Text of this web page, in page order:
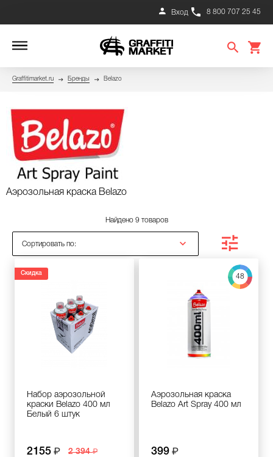
8 800 707 25 45
Вход
Graffitimarket.ru Бренды Belazo
Аэрозольная краска Belazo
Найдено 9 товаров
Сортировать по:
Скидка
Набор аэрозольной
краски Belazo 400 мл
Белый 6 штук
2155 2 394
48
Аэрозольная краска
Belazo Art Spray 400 мл
399